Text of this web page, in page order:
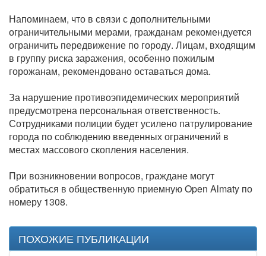
Напоминаем, что в связи с дополнительными
ограничительными мерами, гражданам рекомендуется
ограничить передвижение по городу. Лицам, входящим
в группу риска заражения, особенно пожилым
горожанам, рекомендовано оставаться дома.
За нарушение противоэпидемических мероприятий
предусмотрена персональная ответственность.
Сотрудниками полиции будет усилено патрулирование
города по соблюдению введенных ограничений в
местах массового скопления населения.
При возникновении вопросов, граждане могут
обратиться в общественную приемную Open Almaty по
номеру 1308.
ПОХОЖИЕ ПУБЛИКАЦИИ